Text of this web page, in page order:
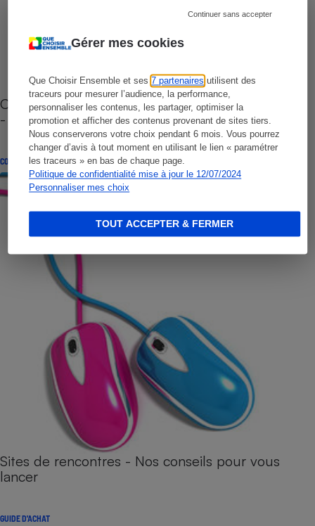
Gérer mes cookies
Que Choisir Ensemble et ses7 partenaires utilisent des
traceurs pour mesurer l’audience, la performance,
personnaliser les contenus, les partager, optimiser la
promotion et afficher des contenus provenant de sites tiers.
Nous conserverons votre choix pendant 6 mois. Vous pourrez
changer d’avis à tout moment en utilisant le lien « paramétrer
les traceurs » en bas de chaque page.
Politique de confidentialité mise à jour le 12/07/2024
Personnaliser mes choix
Continuer sans accepter
TOUT ACCEPTER & FERMER
Cafetière à capsules zéro déchet CoffeeB (vidéo)
- Premières impressions
CONSEILS
Sites de rencontres - Nos conseils pour vous
lancer
GUIDE D'ACHAT